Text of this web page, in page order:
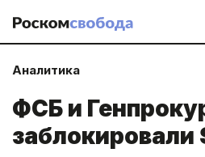
Аналитика
ФСБ и
заблокировали